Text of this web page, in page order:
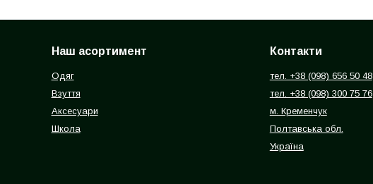
Наш асортимент
Одяг
Взуття
Аксесуари
Школа
Контакти
тел. +38 (098) 656 50 48
тел. +38 (098) 300 75 76
м. Кременчук
Полтавська обл.
Україна